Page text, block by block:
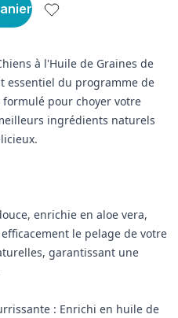
à l'Huile de Graines de
essentiel du programme de
formulé pour choyer votre
ingrédients naturels
enrichie en aloe vera,
le pelage de votre
garantissant une
: Enrichi en huile de